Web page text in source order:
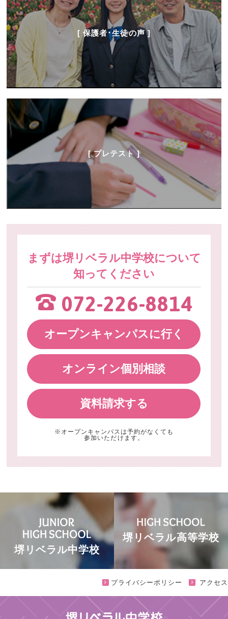
[ 保護者･生徒の声 ]
[ プレテスト ]
まずは堺リベラル中学校について
知ってください
072-226-8814
オープンキャンパスに行く
オンライン個別相談
資料請求する
※オープンキャンパスは予約がなくても
参加いただけます。
堺リベラル中学校
堺リベラル高等学校
アクセス
プライバシーポリシー